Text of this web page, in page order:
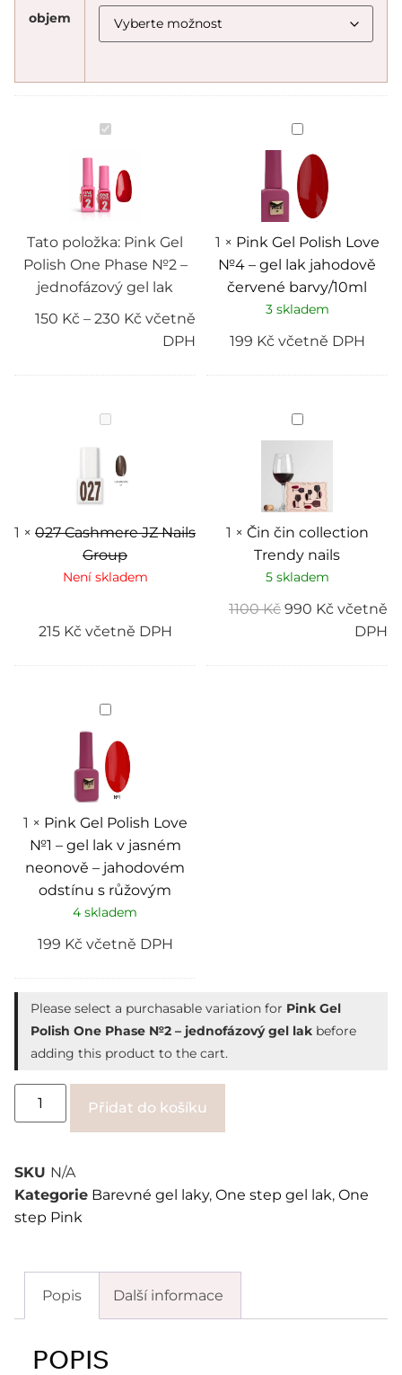
objem
Pink
Gel
One
Phase
№2
–
gel
lak
Tato položka: Pink Gel
Polish One Phase №2 –
jednofázový gel lak
150 Kč – 230 Kč včetně
DPH
Pink
Gel
Polish
Love
№4
–
gel
jahodově
červené
barvy/10ml
1 × Pink Gel Polish Love
№4 – gel lak jahodově
červené barvy/10ml
3 skladem
199 Kč včetně DPH
027
Cashmere
JZ
Nails
Group
1 × 027 Cashmere JZ Nails
Group
Není skladem
215 Kč včetně DPH
Čin
čin
collection
Trendy
nails
1 × Čin čin collection
Trendy nails
5 skladem
1100Kč 990 Kč včetně
DPH
Pink
Gel
Love
№1
–
gel
v
jasném
neonově
–
jahodovém
odstínu
s
růžovým
1 × Pink Gel Polish Love
№1 – gel lak v jasném
neonově – jahodovém
odstínu s růžovým
4 skladem
199 Kč včetně DPH
Please select a purchasable variation for Pink Gel
Polish One Phase №2 – jednofázový gel lak before
adding this product to the cart.
Přidat do košíku
SKU N/A
Kategorie Barevné gel laky, One step gel lak, One
step Pink
Popis Další informace
POPIS